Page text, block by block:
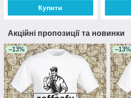
Купити
Акційні пропозиції та новинки
–13% –13%